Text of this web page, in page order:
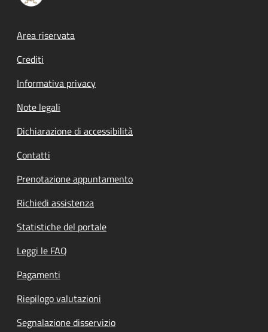
Footer menu
Area riservata
Crediti
Informativa privacy
Note legali
Dichiarazione di accessibilità
Contatti
Prenotazione appuntamento
Richiedi assistenza
Statistiche del portale
Leggi le FAQ
Pagamenti
Riepilogo valutazioni
Segnalazione disservizio